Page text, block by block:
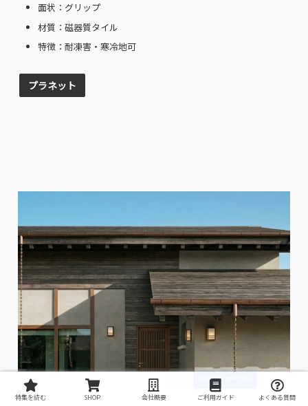
面状：グリップ
材質：磁器質タイル
特徴：耐凍害・寒冷地可
プラネット
特集を読む SHOP 会社概要 ご利用ガイド よくある質問